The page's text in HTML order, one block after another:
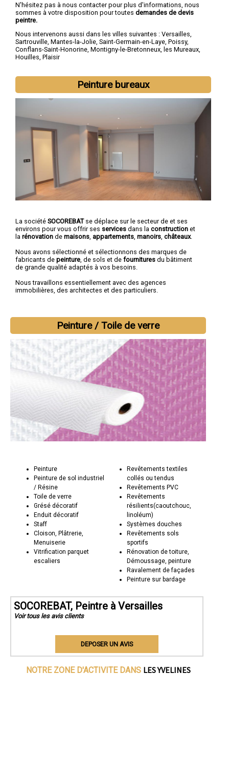
N'hésitez pas à nous contacter pour plus d'informations, nous
sommes à votre disposition pour toutes demandes de devis
peintre.
Nous intervenons aussi dans les villes suivantes : Versailles,
Sartrouville, Mantes-la-Jolie, Saint-Germain-en-Laye, Poissy,
Conflans-Saint-Honorine, Montigny-le-Bretonneux, les Mureaux,
Houilles, Plaisir
Peinture bureaux
La société SOCOREBATse déplace sur le secteur de et ses
environs pour vous offrir ses services dans la construction et
la rénovation de maisons appartements manoirs châteaux.
Nous avons sélectionné et sélectionnons des marques de
fabricants de peinture , de sols et de fournitures du bâtiment
de grande qualité adaptés à vos besoins.
Nous travaillons essentiellement avec des agences
immobilières, des architectes et des particuliers.
Peinture / Toile de verre
Peinture
Peinture de sol industriel
/ Résine
Toile de verre
Grésé décoratif
Enduit décoratif
Staff
Cloison, Plâtrerie,
Menuiserie
Vitrification parquet
escaliers
Revêtements textiles
collés ou tendus
Revêtements PVC
Revêtements
résilients(caoutchouc,
linoléum)
Systèmes douches
Revêtements sols
sportifs
Rénovation de toiture,
Démoussage, peinture
Ravalement de façades
Peinture sur bardage
SOCOREBAT, Peintre à Versailles
Voir tous les avis clients
DEPOSER UN AVIS
NOTRE ZONE D'ACTIVITE DANS LES YVELINES